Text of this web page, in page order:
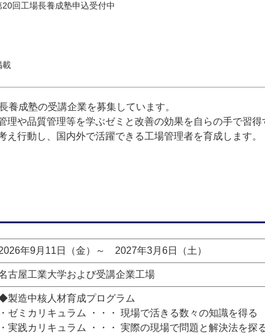
20回工場長養成塾申込受付中
載
養成塾の受講企業を募集しています。
理や品質管理等を学ぶゼミと改善の効果を自らの手で習
え行動し、国内外で活躍できる工場管理者を育成します。
年9月11日（金）～ 2027年3月6日（土）
古屋工業大学および受講企業工場
製造中核人材育成プログラム
・ゼミカリキュラム ・・・ 現場で活きる数々の知識を得る
・実践カリキュラム ・・・ 実際の現場で問題と解決法を探